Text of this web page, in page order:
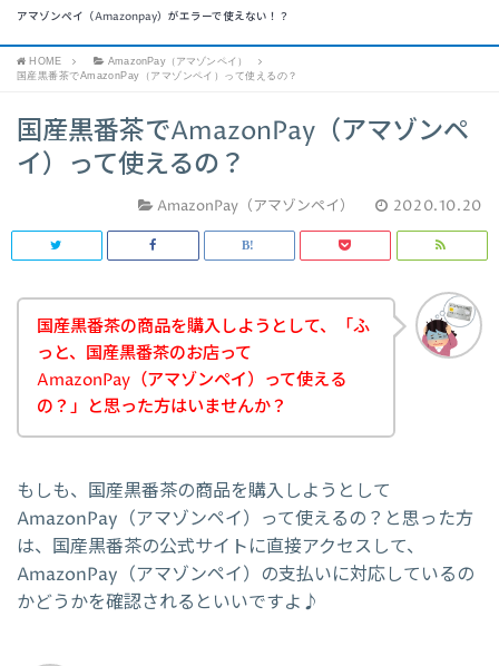
アマゾンペイ（Amazonpay）がエラーで使えない！？
HOME
AmazonPay（アマゾンペイ）
国産黒番茶でAmazonPay（アマゾンペイ）って使えるの？
国産黒番茶でAmazonPay（アマゾンペ
イ）って使えるの？
AmazonPay（アマゾンペイ） 2020.10.20
国産黒番茶の商品を購入しようとして、「ふ
っと、国産黒番茶のお店って
AmazonPay（アマゾンペイ）って使える
の？」と思った方はいませんか？
もしも、国産黒番茶の商品を購入しようとして
AmazonPay（アマゾンペイ）って使えるの？と思った方
は、国産黒番茶の公式サイトに直接アクセスして、
AmazonPay（アマゾンペイ）の支払いに対応しているの
かどうかを確認されるといいですよ♪